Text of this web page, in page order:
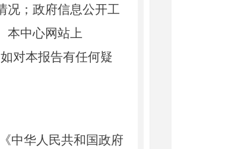
况；政府信息公开工
本中心网站上
对本报告有任何疑
中华人民共和国政府